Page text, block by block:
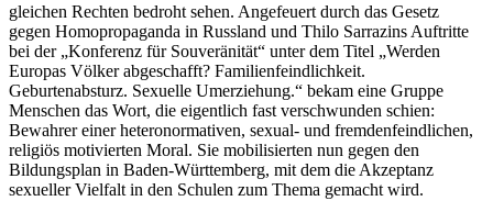
gleichen Rechten bedroht sehen. Angefeuert durch das Gesetz
gegen Homopropaganda in Russland und Thilo Sarrazins Auftritte
bei der „Konferenz für Souveränität“ unter dem Titel „Werden
Europas Völker abgeschafft? Familienfeindlichkeit.
Geburtenabsturz. Sexuelle Umerziehung.“ bekam eine Gruppe
Menschen das Wort, die eigentlich fast verschwunden schien:
Bewahrer einer heteronormativen, sexual- und fremdenfeindlichen,
religiös motivierten Moral. Sie mobilisierten nun gegen den
Bildungsplan in Baden-Württemberg, mit dem die Akzeptanz
sexueller Vielfalt in den Schulen zum Thema gemacht wird.